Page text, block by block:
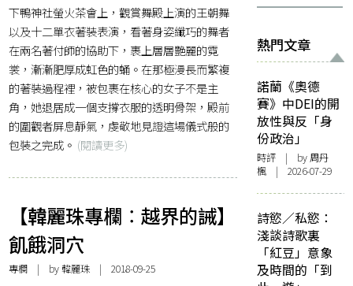
下鴨神社螢火茶會上，觀賞舞殿上演的王朝舞
以及十二單衣著裝表演，看著身姿纖巧的舞者
在兩名著付師的協助下，裹上層層艷麗的霓
裳，漸漸肥厚成虹色的蛹。在那極漫長而繁複
的著裝過程裡，被包裹在核心的女子不是主
角，她退居成一個支撐衣服的透明骨架，殿前
的圍觀者屏息靜氣，虔敬地見證這場儀式般的
包裝之完成。 (閱讀更多)
【韓麗珠專欄︰越界的誡】
飢餓洞穴
專欄 | by韓麗珠 | 2018-09-25
熱門文章
諾蘭《奧德
賽》中DEI的開
放性與反「身
份政治」
時評 | by周丹
楓 | 2026-07-29
詩慾／私慾：
淺談詩歌裏
「紅豆」意象
及時間的「到